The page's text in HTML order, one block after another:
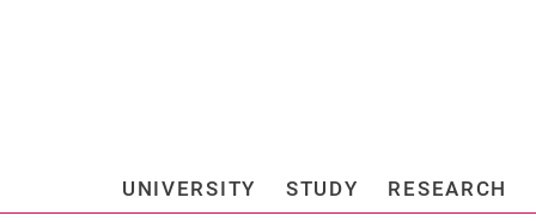
Jump directly to: main
UNIVERSITY STUDY RESEARCH